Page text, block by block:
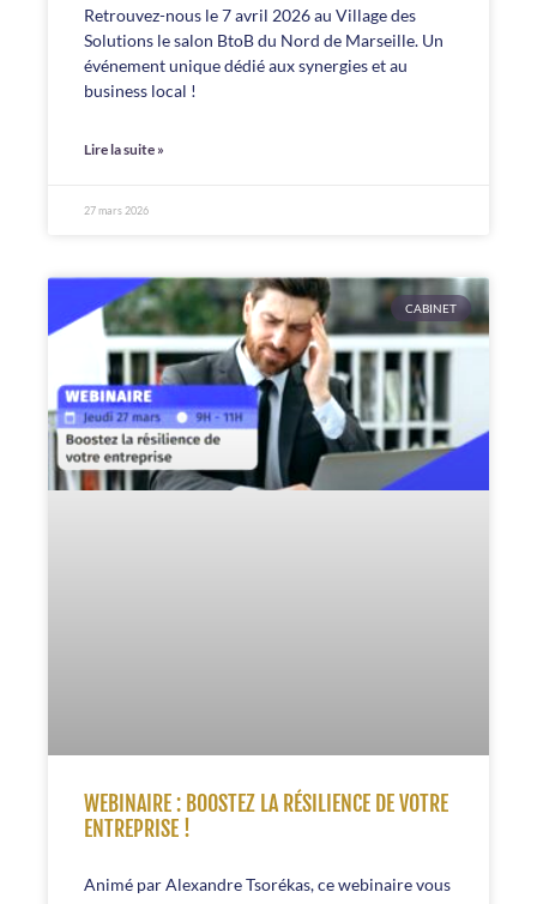
Retrouvez-nous le 7 avril 2026 au Village des
Solutions le salon BtoB du Nord de Marseille. Un
événement unique dédié aux synergies et au
business local !
Lire la suite »
27 mars 2026
CABINET
WEBINAIRE : BOOSTEZ LA RÉSILIENCE DE VOTRE
ENTREPRISE !
Animé par Alexandre Tsorékas, ce webinaire vous